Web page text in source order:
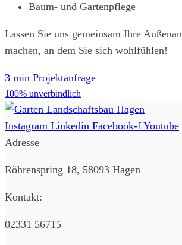
Baum- und Gartenpflege
Lassen Sie uns gemeinsam Ihre
machen, an dem Sie sich wohlfühlen!
3 min Projektanfrage
100% unverbindlich
Instagram Linkedin Facebook-f Youtube
Adresse
Röhrenspring 18, 58093 Hagen
Kontakt:
02331 56715